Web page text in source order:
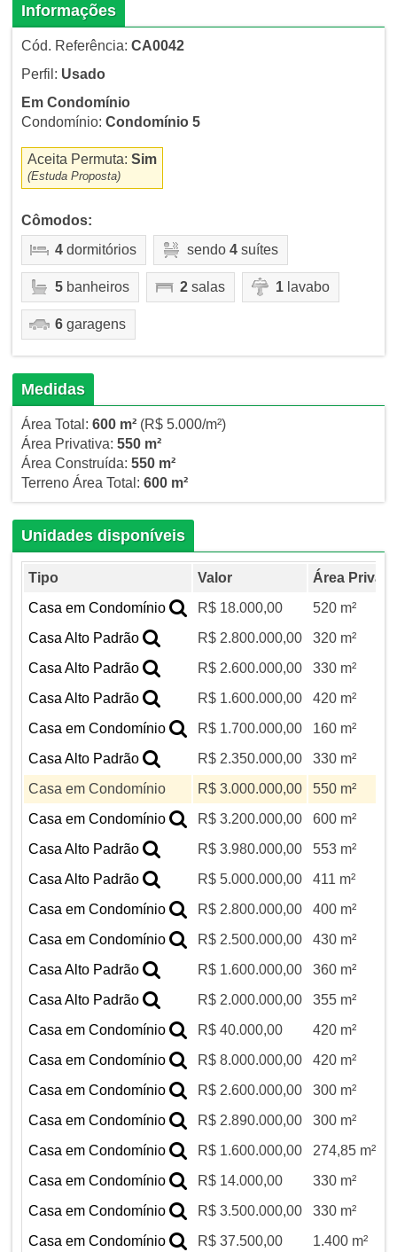
Informações
Cód. Referência: CA0042
Perfil: Usado
Em Condomínio
Condomínio: Condomínio 5
Aceita Permuta: Sim
(Estuda Proposta)
Cômodos:
4dormitórios sendo 4suítes
5banheiros 2salas 1lavabo
6garagens
Medidas
Área Total: 600 m²(R$ 5.000/m²)
Área Privativa: 550 m²
Área Construída: 550 m²
Terreno Área Total: 600 m²
Unidades disponíveis
Tipo Valor
Área
Casa em Condomínio
R$ 18.000,00
520 m²
Casa Alto Padrão
R$ 2.800.000,00
320 m²
Casa Alto Padrão
R$ 2.600.000,00
330 m²
Casa Alto Padrão
R$ 1.600.000,00
420 m²
Casa em Condomínio
R$ 1.700.000,00
160 m²
Casa Alto Padrão
R$ 2.350.000,00
330 m²
Casa em Condomínio
R$ 3.000.000,00
550 m²
Casa em Condomínio
R$ 3.200.000,00
600 m²
Casa Alto Padrão
R$ 3.980.000,00
553 m²
Casa Alto Padrão
R$ 5.000.000,00
411 m²
Casa em Condomínio
R$ 2.800.000,00
400 m²
Casa em Condomínio
R$ 2.500.000,00
430 m²
Casa Alto Padrão
R$ 1.600.000,00
360 m²
Casa Alto Padrão
R$ 2.000.000,00
355 m²
Casa em Condomínio
R$ 40.000,00
420 m²
Casa em Condomínio
R$ 8.000.000,00
420 m²
Casa em Condomínio
R$ 2.600.000,00
300 m²
Casa em Condomínio
R$ 2.890.000,00
300 m²
Casa em Condomínio
R$ 1.600.000,00
274,85 m²
Casa em Condomínio
R$ 14.000,00
330 m²
Casa em Condomínio
R$ 3.500.000,00
330 m²
Casa em Condomínio
R$ 37.500,00
1.400 m²